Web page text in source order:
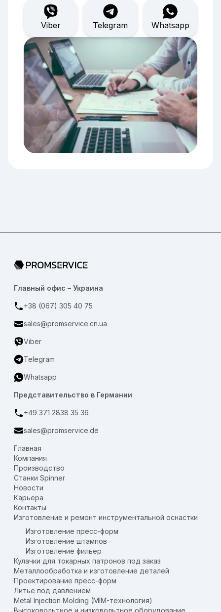
Viber Telegram Whatsapp
Переход на главную страницу
Главный офис – Украина
+38 (067) 305 40 75
sales@promservice.cn.ua
Viber
Telegram
Whatsapp
Представительство в Германии
+49 371 2838 35 36
sales@promservice.de
Главная
Компания
Производство
Станки Spinner
Новости
Карьера
Контакты
Изготовление и ремонт инструментальной оснастки
Изготовление пресс-форм
Изготовление штампов
Изготовление фильер
Кулачки для токарных патронов под заказ
Металлообработка и изготовление деталей
Проектирование пресс-форм
Литье под давлением
Metal Injection Molding (MIM-технология)